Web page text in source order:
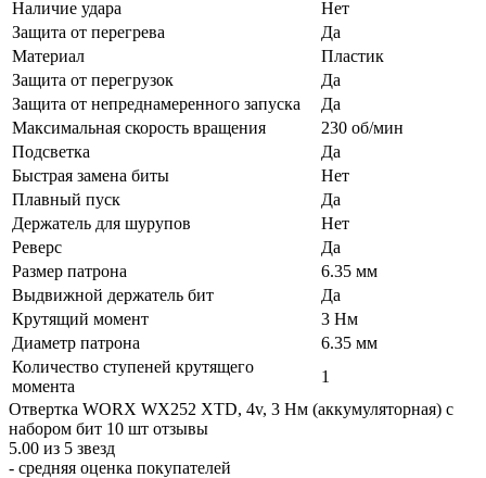
Наличие удара
Нет
Защита от перегрева
Да
Материал
Пластик
Защита от перегрузок
Да
Защита от непреднамеренного запуска
Да
Максимальная скорость вращения
230 об/мин
Подсветка
Да
Быстрая замена биты
Нет
Плавный пуск
Да
Держатель для шурупов
Нет
Реверс
Да
Размер патрона
6.35 мм
Выдвижной держатель бит
Да
Крутящий момент
3 Нм
Диаметр патрона
6.35 мм
Количество ступеней крутящего
момента
1
Отвертка WORX WX252 XTD, 4v, 3 Нм (аккумуляторная) с
набором бит 10 шт отзывы
5.00 из 5 звезд
- средняя оценка покупателей